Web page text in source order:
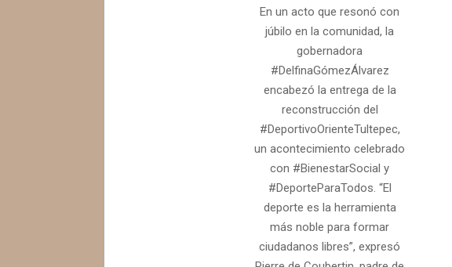
En un acto que resonó con
júbilo en la comunidad, la
gobernadora
#DelfinaGómezÁlvarez
encabezó la entrega de la
reconstrucción del
#DeportivoOrienteTultepec,
un acontecimiento celebrado
con #BienestarSocial y
#DeporteParaTodos. “El
deporte es la herramienta
más noble para formar
ciudadanos libres”, expresó